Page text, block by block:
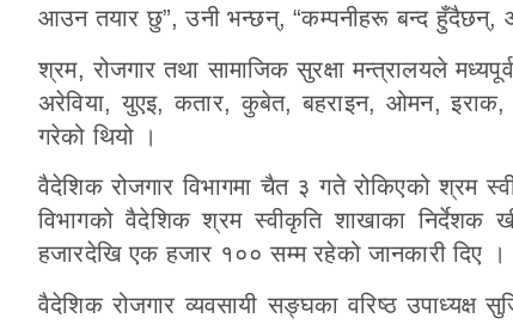
आउन तयार छु”, उनी भन्छन्, “कम्पनीहरू बन्द
श्रम, रोजगार तथा सामाजिक सुरक्षा मन्त्रालयले
अरेविया, युएइ, कतार, कुबेत, बहराइन, ओमन, इराक,
गरेको थियो ।
वैदेशिक रोजगार विभागमा चैत ३ गते रोकिएको श्रम
विभागको वैदेशिक श्रम स्वीकृति शाखाका निर्देशक
हजारदेखि एक हजार १०० सम्म रहेको जानकारी दिए ।
वैदेशिक रोजगार व्यवसायी सङ्घका वरिष्ठ उपाध्यक्ष